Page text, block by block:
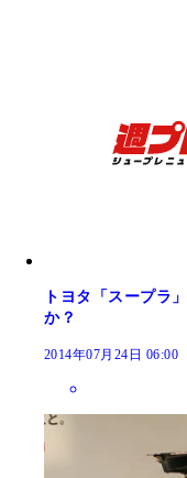
トヨタ「スープラ
か？
2014年07月24日 06:00